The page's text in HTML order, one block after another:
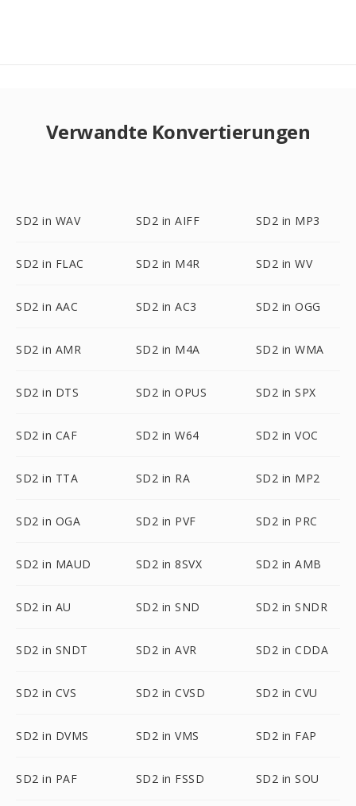
Verwandte Konvertierungen
SD2 in WAV SD2 in AIFF SD2 in MP3
SD2 in FLAC SD2 in M4R SD2 in WV
SD2 in AAC SD2 in AC3 SD2 in OGG
SD2 in AMR SD2 in M4A SD2 in WMA
SD2 in DTS SD2 in OPUS SD2 in SPX
SD2 in CAF SD2 in W64 SD2 in VOC
SD2 in TTA SD2 in RA SD2 in MP2
SD2 in OGA SD2 in PVF SD2 in PRC
SD2 in MAUD SD2 in 8SVX SD2 in AMB
SD2 in AU SD2 in SND SD2 in SNDR
SD2 in SNDT SD2 in AVR SD2 in CDDA
SD2 in CVS SD2 in CVSD SD2 in CVU
SD2 in DVMS SD2 in VMS SD2 in FAP
SD2 in PAF SD2 in FSSD SD2 in SOU